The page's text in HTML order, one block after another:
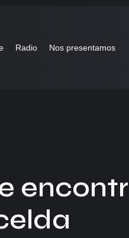
Radio Nos presentamos